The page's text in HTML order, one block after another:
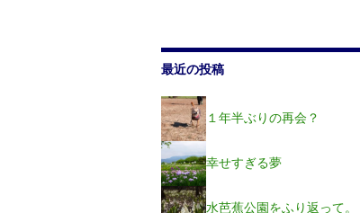
最近の投稿
１年半ぶりの再会？
幸せすぎる夢
水芭蕉公園をふり返って。